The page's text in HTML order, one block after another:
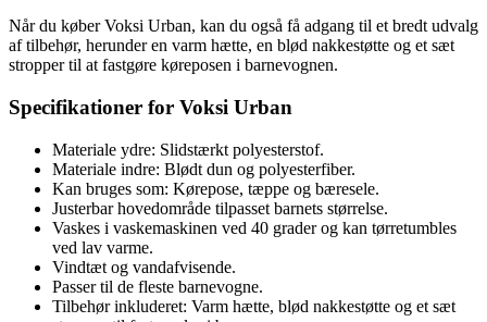
Når du køber Voksi Urban, kan du også få adgang til et bredt udvalg
af tilbehør, herunder en varm hætte, en blød nakkestøtte og et sæt
stropper til at fastgøre køreposen i barnevognen.
Specifikationer for Voksi Urban
Materiale ydre: Slidstærkt polyesterstof.
Materiale indre: Blødt dun og polyesterfiber.
Kan bruges som: Kørepose, tæppe og bæresele.
Justerbar hovedområde tilpasset barnets størrelse.
Vaskes i vaskemaskinen ved 40 grader og kan tørretumbles
ved lav varme.
Vindtæt og vandafvisende.
Passer til de fleste barnevogne.
Tilbehør inkluderet: Varm hætte, blød nakkestøtte og et sæt